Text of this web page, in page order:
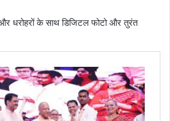
धरोहरों के साथ डिजिटल फोटो और तुरंत